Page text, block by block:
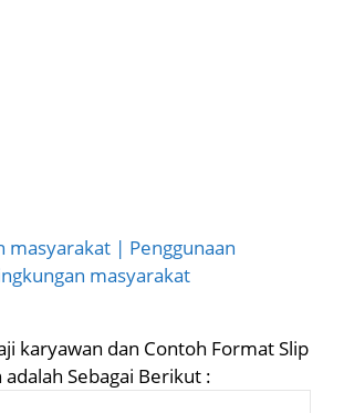
masyarakat | Penggunaan
masyarakat
karyawan dan Contoh Format Slip
adalah Sebagai Berikut :